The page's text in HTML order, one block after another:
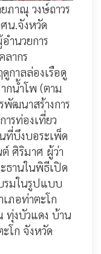
าณุ วงษ์ถาวร
น.จังหวัด
ำนวยการ
ลากร
กาลล่องเรือดู
กน้ำโพ (ตาม
พัฒนาสร้างการ
ารท่องเที่ยว
บึงบอระเพ็ด
ศิริมาศ ผู้ว่า
ธานในพิธีเปิด
รมในรูปแบบ
ภอท่าตะโก
ทุ่งบัวแดง บ้าน
โก จังหวัด